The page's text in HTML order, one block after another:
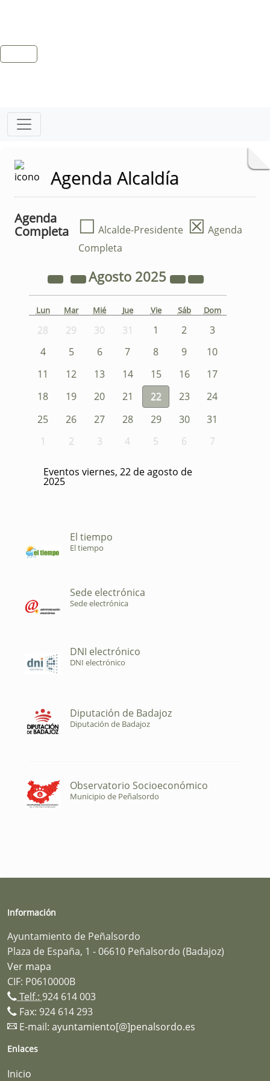
Agenda Alcaldía
Agenda
Completa
☐ Alcalde-Presidente ☒ Agenda
Completa
Agosto 2025
Lun Mar Mié Jue Vie Sáb Dom
28 29 30 31 1 2
3
4
5 6 7 8 9
10
11
12 13 14 15 16
17
18
19 20 21 22 23
24
25
26 27 28 29 30
31
1
2 3 4 5 6 7
Eventos viernes, 22 de agosto de
2025
El tiempo
El tiempo
Sede electrónica
Sede electrónica
DNI electrónico
DNI electrónico
Diputación de Badajoz
Diputación de Badajoz
Observatorio Socioeconómico
Municipio de Peñalsordo
Información
Ayuntamiento de Peñalsordo
Plaza de España, 1 - 06610 Peñalsordo (Badajoz)
Ver mapa
CIF: P0610000B
Telf.: 924 614 003
Fax: 924 614 293
E-mail: ayuntamiento[@]penalsordo.es
Enlaces
Inicio